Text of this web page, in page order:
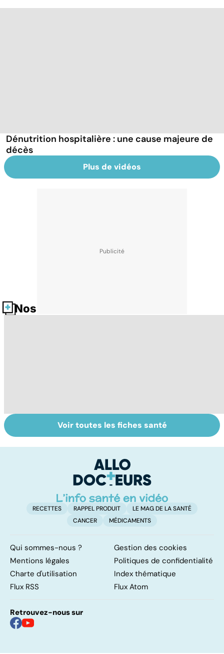
Dénutrition hospitalière : une cause majeure de
décès
Plus de vidéos
Nos fiches santé
Faire du sport à
domicile, c'est
Don de gamètes :
le pour et le
levée de
l'anonymat
Voir toutes les fiches santé
RECETTES RAPPEL PRODUIT
LE MAG DE LA SANTÉ
CANCER
MÉDICAMENTS
Qui sommes-nous ?
Gestion des cookies
Mentions légales
Politiques de confidentialité
Charte d'utilisation
Index thématique
Flux RSS
Flux Atom
Retrouvez-nous sur